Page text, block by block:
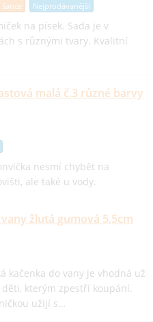
Nejprodávanější
na písek. Sada je v
s různými tvary. Kvalitní
malá č.3 různé barvy
nesmí chybět na
ale také u vody.
žlutá gumová 5,5cm
kačenka do vany je vhodná už
kterým zpestří koupání.
užijí s…